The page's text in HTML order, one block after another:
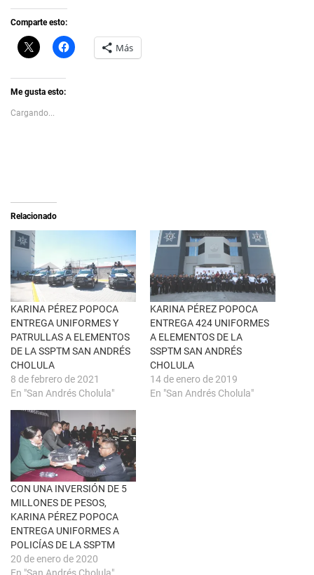
Comparte esto:
C
l
k
t
s
h
e
b
r
u
n
a
v
e
n
t
a
n
a
n
u
v
a
)
H
a
e
c
e
b
o
k
(
S
e
a
b
e
n
u
n
v
e
n
t
a
n
a
n
u
e
v
a
)
Más
Me gusta esto:
Cargando...
Relacionado
KARINA PÉREZ POPOCA
ENTREGA UNIFORMES Y
PATRULLAS A ELEMENTOS
DE LA SSPTM SAN ANDRÉS
CHOLULA
8 de febrero de 2021
En "San Andrés Cholula"
KARINA PÉREZ POPOCA
ENTREGA 424 UNIFORMES
A ELEMENTOS DE LA
SSPTM SAN ANDRÉS
CHOLULA
14 de enero de 2019
En "San Andrés Cholula"
CON UNA INVERSIÓN DE 5
MILLONES DE PESOS,
KARINA PÉREZ POPOCA
ENTREGA UNIFORMES A
POLICÍAS DE LA SSPTM
20 de enero de 2020